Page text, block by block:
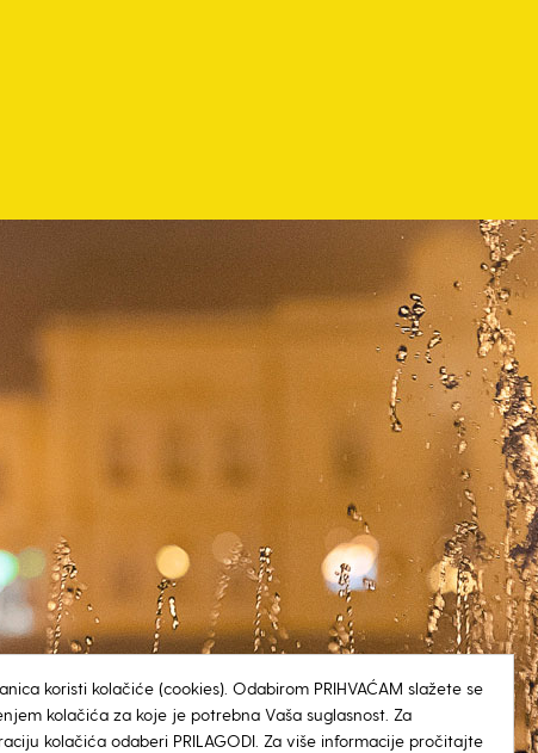
koristi kolačiće (cookies). Odabirom PRIHVAĆAM slažete se
kolačića za koje je potrebna Vaša suglasnost. Za
kolačića odaberi PRILAGODI. Za više informacije pročitajte